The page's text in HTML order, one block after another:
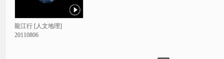
龍江行 [人文地理]
20110806